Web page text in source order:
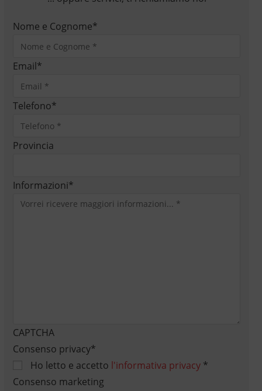
Nome e Cognome*
Email*
Telefono*
Provincia
Informazioni*
CAPTCHA
Consenso privacy*
Ho letto e accetto l'informativa privacy*
Consenso marketing